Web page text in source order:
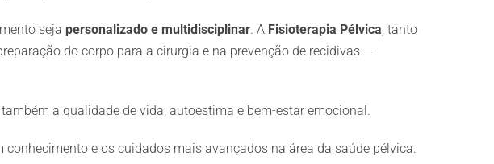
seja personalizado e multidisciplinar. A Fisioterapia Pélvica, tanto
do corpo para a cirurgia e na prevenção de recidivas —
a qualidade de vida, autoestima e bem-estar emocional.
e os cuidados mais avançados na área da saúde pélvica.